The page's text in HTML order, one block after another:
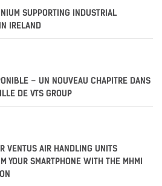
SUPPORTING INDUSTRIAL
IRELAND
– UN NOUVEAU CHAPITRE DANS
DE VTS GROUP
VENTUS AIR HANDLING UNITS
YOUR SMARTPHONE WITH THE MHMI